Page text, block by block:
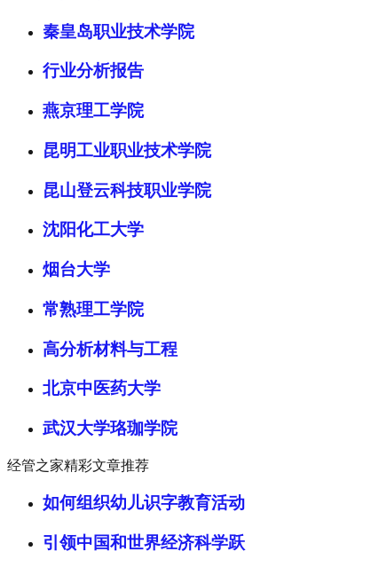
秦皇岛职业技术学院
行业分析报告
燕京理工学院
昆明工业职业技术学院
昆山登云科技职业学院
沈阳化工大学
烟台大学
常熟理工学院
高分析材料与工程
北京中医药大学
武汉大学珞珈学院
经管之家精彩文章推荐
如何组织幼儿识字教育活动
引领中国和世界经济科学跃